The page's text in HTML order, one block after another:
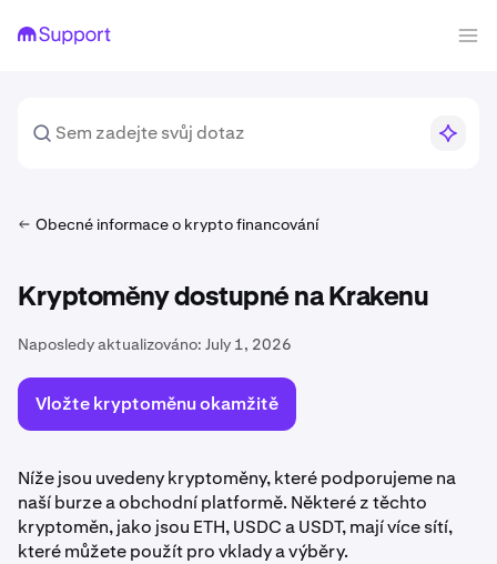
Obecné informace o krypto financování
Kryptoměny dostupné na Krakenu
Naposledy aktualizováno: July 1, 2026
Vložte kryptoměnu okamžitě
Níže jsou uvedeny kryptoměny, které podporujeme na
naší burze a obchodní platformě. Některé z těchto
kryptoměn, jako jsou ETH, USDC a USDT, mají více sítí,
které můžete použít pro vklady a výběry.